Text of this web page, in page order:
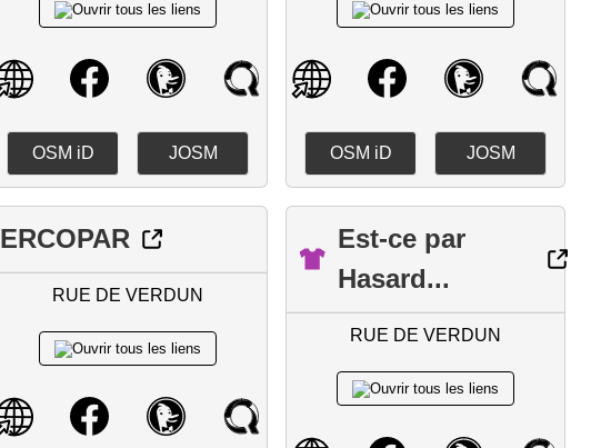
OSM iD JOSM OSM iD JOSM
ERCOPAR
RUE DE VERDUN
Est-ce par
Hasard...
RUE DE VERDUN